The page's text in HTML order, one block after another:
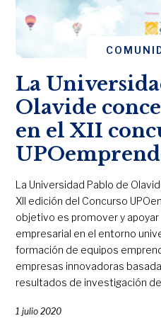
La
Olavide
en el XII
La Universidad Pablo de
XII edición del Concurso
objetivo es promover y
empresarial en el entorno
formación de equipos
empresas innovadoras
resultados de investigación
1 julio 2020